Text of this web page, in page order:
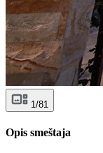
1/81
Opis smeštaja